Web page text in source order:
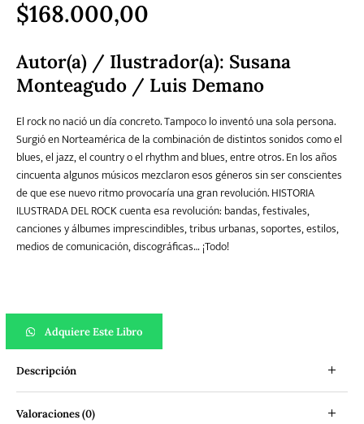
Teatro
$168.000,00
Autor(a) / Ilustrador(a): Susana
Monteagudo / Luis Demano
El rock no nació un día concreto. Tampoco lo inventó una sola persona.
Surgió en Norteamérica de la combinación de distintos sonidos como el
blues, el jazz, el country o el rhythm and blues, entre otros. En los años
cincuenta algunos músicos mezclaron esos géneros sin ser conscientes
de que ese nuevo ritmo provocaría una gran revolución. HISTORIA
ILUSTRADA DEL ROCK cuenta esa revolución: bandas, festivales,
canciones y álbumes imprescindibles, tribus urbanas, soportes, estilos,
medios de comunicación, discográficas… ¡Todo!
Adquiere Este Libro
Descripción
Valoraciones (0)